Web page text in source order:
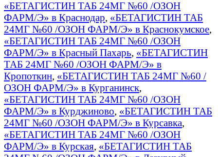
«БЕТАГИСТИН ТАБ 24МГ №60 /ОЗОН
ФАРМ/Э» в Краснодар, «БЕТАГИСТИН ТАБ
24МГ №60 /ОЗОН ФАРМ/Э» в Краснокумское,
«БЕТАГИСТИН ТАБ 24МГ №60 /ОЗОН
ФАРМ/Э» в Красный Пахарь, «БЕТАГИСТИН
ТАБ 24МГ №60 /ОЗОН ФАРМ/Э» в
Кропоткин, «БЕТАГИСТИН ТАБ 24МГ №60 /
ОЗОН ФАРМ/Э» в Курганинск,
«БЕТАГИСТИН ТАБ 24МГ №60 /ОЗОН
ФАРМ/Э» в Курджиново, «БЕТАГИСТИН ТАБ
24МГ №60 /ОЗОН ФАРМ/Э» в Курсавка,
«БЕТАГИСТИН ТАБ 24МГ №60 /ОЗОН
ФАРМ/Э» в Курская, «БЕТАГИСТИН ТАБ